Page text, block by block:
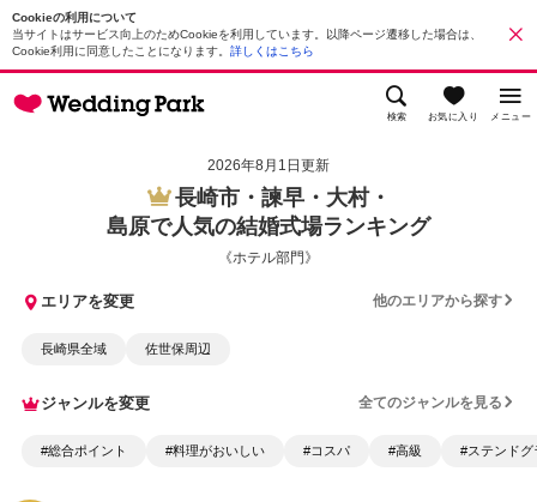
Cookieの利用について
当サイトはサービス向上のためCookieを利用しています。以降ページ遷移した場合は、
Cookie利用に同意したことになります。 詳しくはこちら
検索 お気に入り メニュー
2026年8月1日更新
長崎市・諫早・大村・
島原で人気の結婚式場ランキング
《ホテル部門》
エリアを変更 他のエリアから探す
長崎県全域 佐世保周辺
ジャンルを変更 全てのジャンルを見る
#総合ポイント #料理がおいしい #コスパ #高級 #ステンドグ